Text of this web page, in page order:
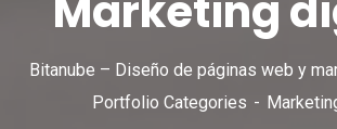
Marketing
Bitanube – Diseño de páginas web y
Portfolio Categories